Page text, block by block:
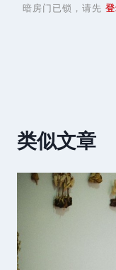
暗房门已锁，请先
类似文章